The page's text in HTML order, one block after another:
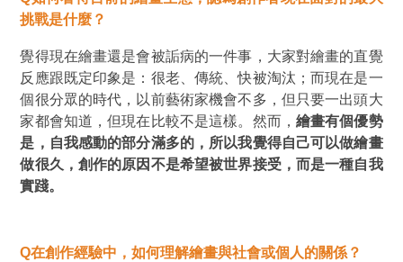
挑戰是什麼？
覺得現在繪畫還是會被詬病的一件事，大家對繪畫的直覺
反應跟既定印象是：很老、傳統、快被淘汰；而現在是一
個很分眾的時代，以前藝術家機會不多，但只要一出頭大
家都會知道，但現在比較不是這樣。然而， 繪畫有個優勢
是，自我感動的部分滿多的，所以我覺得自己可以做繪畫
做很久，創作的原因不是希望被世界接受，而是一種自我
實踐。
Q在創作經驗中，如何理解繪畫與社會或個人的關係？